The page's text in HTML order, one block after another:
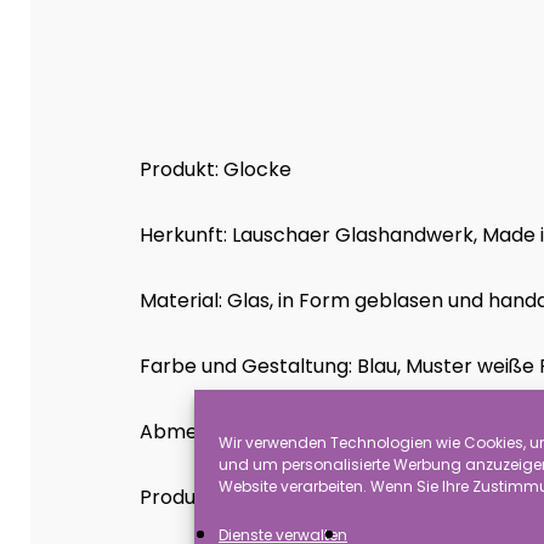
Wir verwenden Technologien wie Cookies,
und um personalisierte Werbung
Website verarbeiten. Wenn Sie Ihre
Dienste verwalten
Produkt: Glocke
Herkunft: Lauschaer Glashandwerk,
Material: Glas, in Form geblasen und
Farbe und Gestaltung: Blau, Muster weiße
Abmessung: 5 cm
Produkthinweise: Achtung es handelt sich